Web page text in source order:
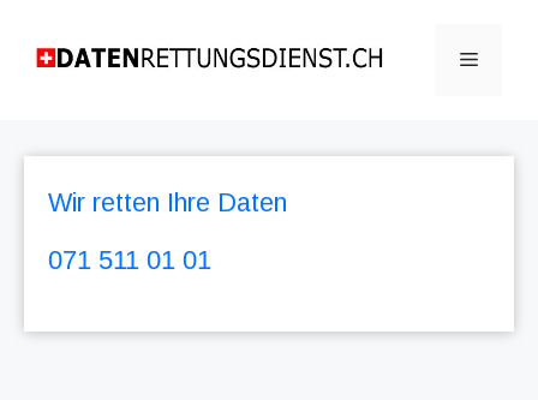
Wir retten Ihre Daten
071 511 01 01